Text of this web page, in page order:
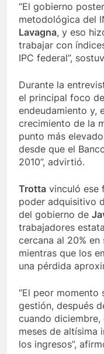
“El gobierno
metodológica del
Lavagna, y eso
trabajar con
IPC federal”,
Durante la
el principal foco
endeudamiento y,
crecimiento de la
punto más
desde que el
2010”, advirtió.
Trotta vinculó ese
poder adquisitivo
del gobierno de
trabajadores
cercana al 20%
mientras que los
una pérdida
“El peor momento
gestión, después
cuando
meses de altísima
los ingresos”,